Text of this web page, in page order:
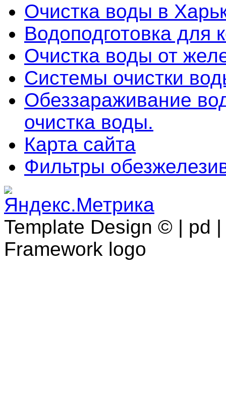
Очистка воды в
Водоподготовка для
Очистка воды от
Системы очистки
Обеззараживание
очистка воды.
Карта сайта
Фильтры
Template Design © | pd
Framework logo